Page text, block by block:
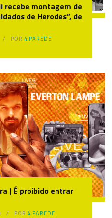
recebe montagem de
de Herodes”, de
POR4 PAREDE
| É proibido entrar
POR4 PAREDE